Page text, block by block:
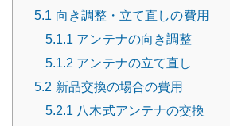
5.1 向き調整・立て直しの費用
5.1.1 アンテナの向き調整
5.1.2 アンテナの立て直し
5.2 新品交換の場合の費用
5.2.1 八木式アンテナの交換